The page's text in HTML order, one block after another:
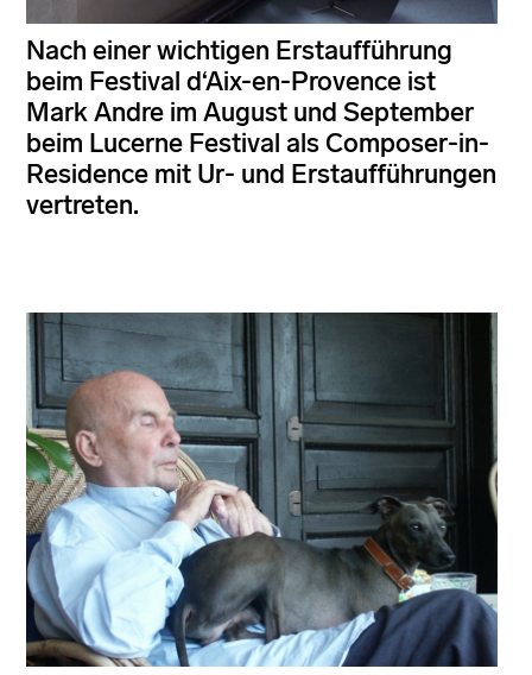
Nach einer wichtigen Erstaufführung
beim Festival d‘Aix-en-Provence ist
Mark Andre im August und September
beim Lucerne Festival als Composer-in-
Residence mit Ur- und Erstaufführungen
vertreten.